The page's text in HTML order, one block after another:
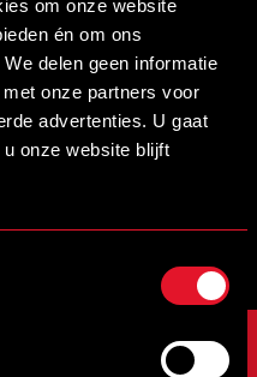
om onze website
én om ons
delen geen informatie
onze partners voor
advertenties. U gaat
onze website blijft
en blijf op de hoogte!